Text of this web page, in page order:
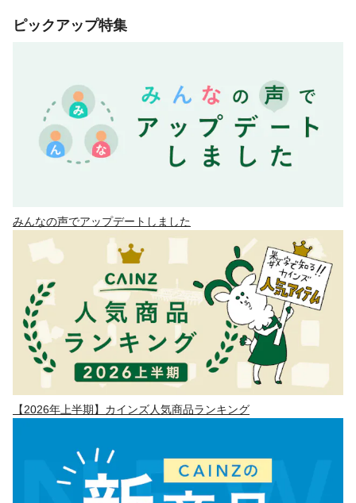
ピックアップ特集
みんなの声でアップデートしました
【2026年上半期】カインズ人気商品ランキング